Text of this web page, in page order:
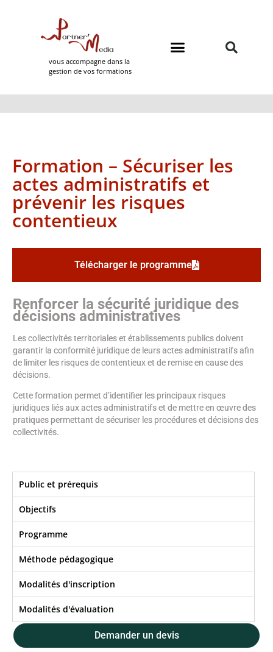
vous accompagne dans la
gestion de vos formations
Formation – Sécuriser les
actes administratifs et
prévenir les risques
contentieux
Télécharger le programme
Renforcer la sécurité juridique des
décisions administratives
Les collectivités territoriales et établissements publics doivent
garantir la conformité juridique de leurs actes administratifs afin
de limiter les risques de contentieux et de remise en cause des
décisions.
Cette formation permet d’identifier les principaux risques
juridiques liés aux actes administratifs et de mettre en œuvre des
pratiques permettant de sécuriser les procédures et décisions des
collectivités.
Public et prérequis
Objectifs​
Programme
Méthode pédagogique
Modalités d'inscription
Modalités d'évaluation
Demander un devis